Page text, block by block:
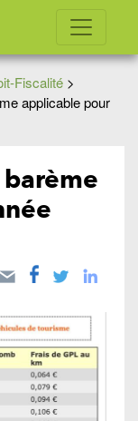
Fiscalité >
applicable pour